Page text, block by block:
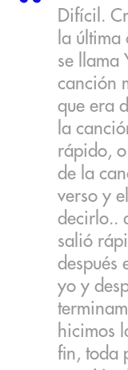
Difícil.
la última
se llama
canción
que era
la
rápido, o
de la
verso y
decirlo..
salió
después
yo y
hicimos
fin, toda